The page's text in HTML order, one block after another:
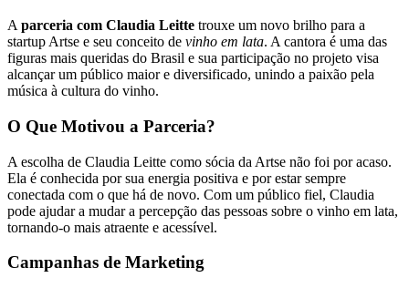
A parceria com Claudia Leitte trouxe um novo brilho para a
startup Artse e seu conceito de vinho em lata. A cantora é uma das
figuras mais queridas do Brasil e sua participação no projeto visa
alcançar um público maior e diversificado, unindo a paixão pela
música à cultura do vinho.
O Que Motivou a Parceria?
A escolha de Claudia Leitte como sócia da Artse não foi por acaso.
Ela é conhecida por sua energia positiva e por estar sempre
conectada com o que há de novo. Com um público fiel, Claudia
pode ajudar a mudar a percepção das pessoas sobre o vinho em lata,
tornando-o mais atraente e acessível.
Campanhas de Marketing